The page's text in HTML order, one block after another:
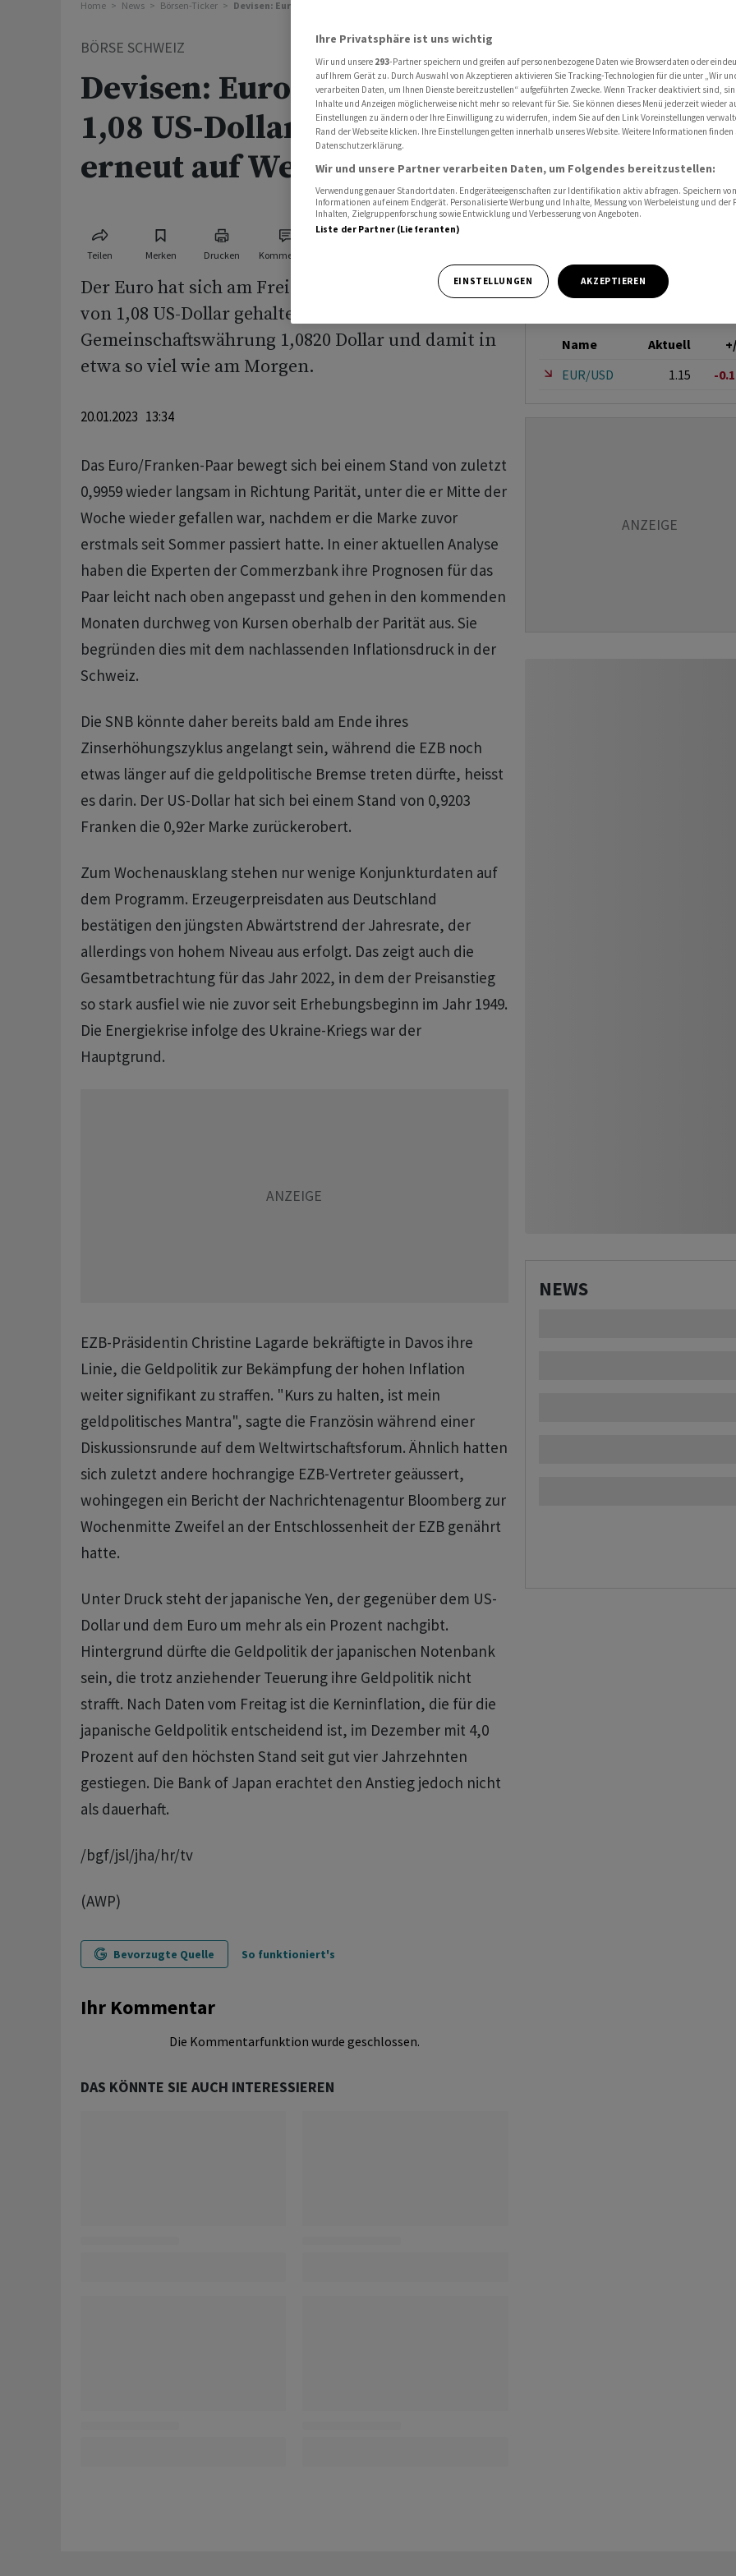
Home News Börsen-Ticker Devisen: Euro stabil über 1,08 US-Dollar - EUR/CHF erneut auf Weg zur Parität
BÖRSE SCHWEIZ
Devisen: Euro stabil über
1,08 US-Dollar - EUR/CHF
erneut auf Weg zur Parität
Teilen Merken Drucken Kommentare
Der Euro hat sich am Freitag stabil über der Marke
von 1,08 US-Dollar gehalten. Am Mittag kostet die
Gemeinschaftswährung 1,0820 Dollar und damit in
etwa so viel wie am Morgen.
20.01.2023 13:34
Das Euro/Franken-Paar bewegt sich bei einem Stand von zuletzt
0,9959 wieder langsam in Richtung Parität, unter die er Mitte der
Woche wieder gefallen war, nachdem er die Marke zuvor
erstmals seit Sommer passiert hatte. In einer aktuellen Analyse
haben die Experten der Commerzbank ihre Prognosen für das
Paar leicht nach oben angepasst und gehen in den kommenden
Monaten durchweg von Kursen oberhalb der Parität aus. Sie
begründen dies mit dem nachlassenden Inflationsdruck in der
Schweiz.
Die SNB könnte daher bereits bald am Ende ihres
Zinserhöhungszyklus angelangt sein, während die EZB noch
etwas länger auf die geldpolitische Bremse treten dürfte, heisst
es darin. Der US-Dollar hat sich bei einem Stand von 0,9203
Franken die 0,92er Marke zurückerobert.
Zum Wochenausklang stehen nur wenige Konjunkturdaten auf
dem Programm. Erzeugerpreisdaten aus Deutschland
bestätigen den jüngsten Abwärtstrend der Jahresrate, der
allerdings von hohem Niveau aus erfolgt. Das zeigt auch die
Gesamtbetrachtung für das Jahr 2022, in dem der Preisanstieg
so stark ausfiel wie nie zuvor seit Erhebungsbeginn im Jahr 1949.
Die Energiekrise infolge des Ukraine-Kriegs war der
Hauptgrund.
EZB-Präsidentin Christine Lagarde bekräftigte in Davos ihre
Linie, die Geldpolitik zur Bekämpfung der hohen Inflation
weiter signifikant zu straffen. "Kurs zu halten, ist mein
geldpolitisches Mantra", sagte die Französin während einer
Diskussionsrunde auf dem Weltwirtschaftsforum. Ähnlich hatten
sich zuletzt andere hochrangige EZB-Vertreter geäussert,
wohingegen ein Bericht der Nachrichtenagentur Bloomberg zur
Wochenmitte Zweifel an der Entschlossenheit der EZB genährt
hatte.
Unter Druck steht der japanische Yen, der gegenüber dem US-
Dollar und dem Euro um mehr als ein Prozent nachgibt.
Hintergrund dürfte die Geldpolitik der japanischen Notenbank
sein, die trotz anziehender Teuerung ihre Geldpolitik nicht
strafft. Nach Daten vom Freitag ist die Kerninflation, die für die
japanische Geldpolitik entscheidend ist, im Dezember mit 4,0
Prozent auf den höchsten Stand seit gut vier Jahrzehnten
gestiegen. Die Bank of Japan erachtet den Anstieg jedoch nicht
als dauerhaft.
/bgf/jsl/jha/hr/tv
(AWP)
Bevorzugte Quelle So funktioniert's
Ihr Kommentar
Die Kommentarfunktion wurde geschlossen.
DAS KÖNNTE SIE AUCH INTERESSIEREN
Name Aktuell
EUR/USD
1.15 -
NEWS
Ihre Privatsphäre ist uns wichtig
Wir und unsere 293-Partner speichern und greifen auf personenbezogene Daten wie Browserdaten oder
auf Ihrem Gerät zu. Durch Auswahl von Akzeptieren aktivieren Sie Tracking-Technologien für die unter „Wir
verarbeiten Daten, um Ihnen Dienste bereitzustellen“ aufgeführten Zwecke. Wenn Tracker deaktiviert sind,
Inhalte und Anzeigen möglicherweise nicht mehr so relevant für Sie. Sie können dieses Menü jederzeit wieder
Einstellungen zu ändern oder Ihre Einwilligung zu widerrufen, indem Sie auf den Link Voreinstellungen
Rand der Webseite klicken. Ihre Einstellungen gelten innerhalb unseres Website. Weitere Informationen finden
Datenschutzerklärung.
Wir und unsere Partner verarbeiten Daten, um Folgendes bereitzustellen:
Verwendung genauer Standortdaten. Endgeräteeigenschaften zur Identifikation aktiv abfragen. Speichern
Informationen auf einem Endgerät. Personalisierte Werbung und Inhalte, Messung von Werbeleistung und der
Inhalten, Zielgruppenforschung sowie Entwicklung und Verbesserung von Angeboten.
Liste der Partner (Lieferanten)
EINSTELLUNGEN AKZEPTIEREN